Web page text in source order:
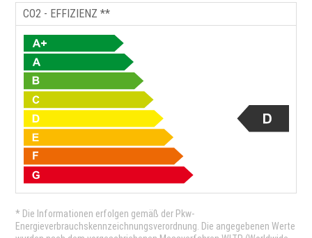
CO2 - EFFIZIENZ **
* Die Informationen erfolgen gemäß der Pkw-
Energieverbrauchskennzeichnungsverordnung. Die angegebenen Werte